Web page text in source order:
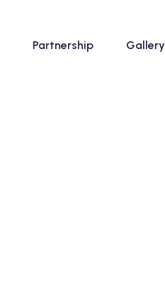
Partnership Gallery